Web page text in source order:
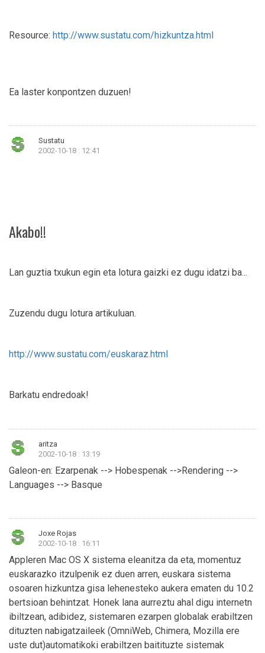
Resource: http://www.sustatu.com/hizkuntza.html
Ea laster konpontzen duzuen!
Sustatu
2002-10-18 : 12:41
Akabo!!
Lan guztia txukun egin eta lotura gaizki ez dugu idatzi ba...
Zuzendu dugu lotura artikuluan.
http://www.sustatu.com/euskaraz.html
Barkatu endredoak!
aritza
2002-10-18 : 13:19
Galeon-en: Ezarpenak --> Hobespenak -->Rendering -->
Languages --> Basque
Joxe Rojas
2002-10-18 : 16:11
Appleren Mac OS X sistema eleanitza da eta, momentuz
euskarazko itzulpenik ez duen arren, euskara sistema
osoaren hizkuntza gisa lehenesteko aukera ematen du 10.2
bertsioan behintzat. Honek lana aurreztu ahal digu internetn
ibiltzean, adibidez, sistemaren ezarpen globalak erabiltzen
dituzten nabigatzaileek (OmniWeb, Chimera, Mozilla ere
uste dut)automatikoki erabiltzen baitituzte sistemak